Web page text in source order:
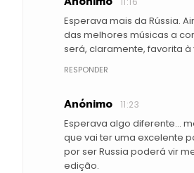
Esperava mais da Rússia.
das melhores músicas a
será, claramente, favorita à
RESPONDER
Anónimo 11:23
Esperava algo diferente...
que vai ter uma excelente
por ser Russia poderá vir
edição.